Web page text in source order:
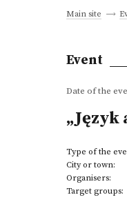
Main site
Event
Date of the
„Język
Type of the
City or town:
Organisers:
Target groups: